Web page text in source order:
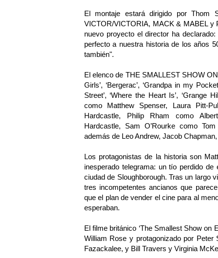
El montaje estará dirigido por Thom
VICTOR/VICTORIA, MACK & MABEL y
nuevo proyecto el director ha
perfecto a nuestra historia de los años
también".
El elenco de THE SMALLEST SHOW
Girls’, ‘Bergerac’, ‘Grandpa in my
Street’, ‘Where the Heart Is’,
como Matthew Spenser, Laura Pitt-
Hardcastle, Philip Rham como
Hardcastle, Sam O’Rourke como
además de Leo Andrew, Jacob
Los protagonistas de la historia son
inesperado telegrama: un tío perdido
ciudad de Sloughborough. Tras un largo
tres incompetentes ancianos que
que el plan de vender el cine para al
esperaban.
El filme británico ‘The Smallest Show on
William Rose y protagonizado por
Fazackalee, y Bill Travers y Virginia